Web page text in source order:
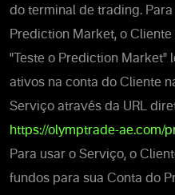
do terminal de trading.
Prediction Market, o
"Teste o Prediction Market"
ativos na conta do Cliente
Serviço através da URL
https://olymptrade-ae.com/
Para usar o Serviço, o
fundos para sua Conta do